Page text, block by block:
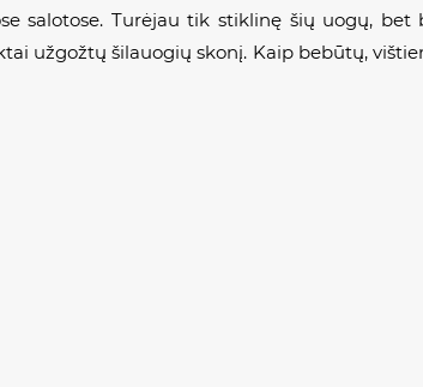
salotose. Turėjau tik stiklinę šių uogų,
užgožtų šilauogių skonį. Kaip bebūtų,